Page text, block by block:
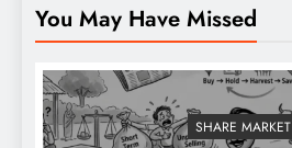
You May Have Missed
SHARE MARKET